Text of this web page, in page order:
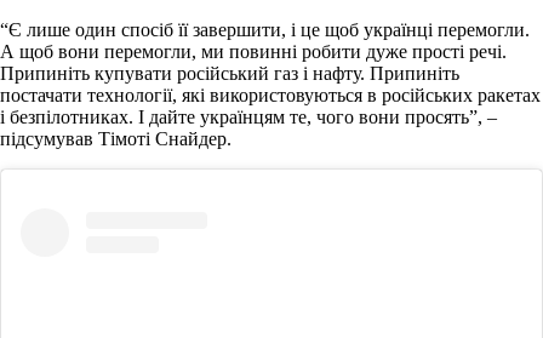
“Є лише один спосіб її завершити, і це щоб українці перемогли.
А щоб вони перемогли, ми повинні робити дуже прості речі.
Припиніть купувати російський газ і нафту. Припиніть
постачати технології, які використовуються в російських ракетах
і безпілотниках. І дайте українцям те, чого вони просять”, –
підсумував Тімоті Снайдер.